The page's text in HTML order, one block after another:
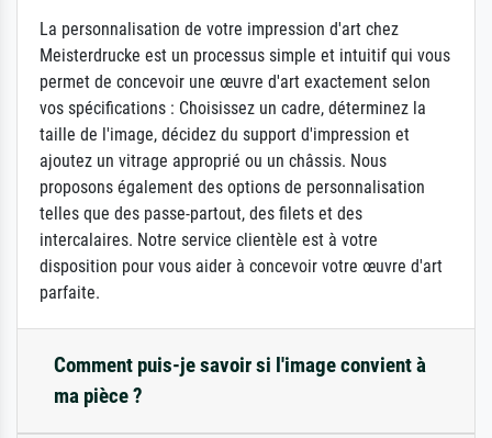
La personnalisation de votre impression d'art chez
Meisterdrucke est un processus simple et intuitif qui vous
permet de concevoir une œuvre d'art exactement selon
vos spécifications : Choisissez un cadre, déterminez la
taille de l'image, décidez du support d'impression et
ajoutez un vitrage approprié ou un châssis. Nous
proposons également des options de personnalisation
telles que des passe-partout, des filets et des
intercalaires. Notre service clientèle est à votre
disposition pour vous aider à concevoir votre œuvre d'art
parfaite.
Comment puis-je savoir si l'image convient à
ma pièce ?